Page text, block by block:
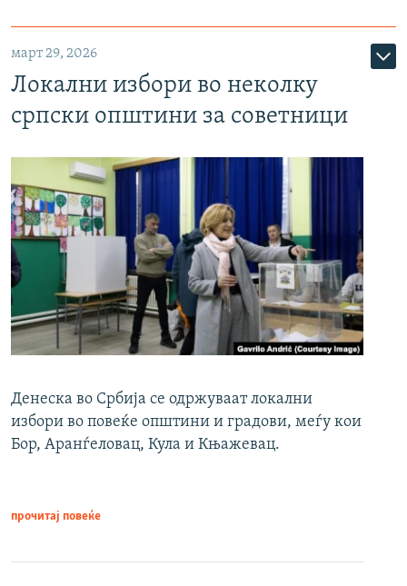
март 29, 2026
Локални избори во неколку
српски општини за советници
Денеска во Србија се одржуваат локални
избори во повеќе општини и градови, меѓу кои
Бор, Аранѓеловац, Кула и Књажевац.
прочитај повеќе